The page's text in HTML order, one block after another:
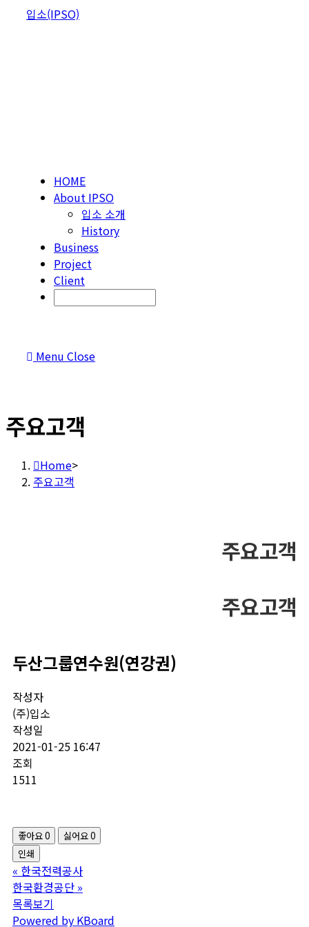
Skip입소(IPSO)
HOME
About IPSO
입소 소개
History
Business
Project
Client
Menu Close
주요고객
Home>
주요고객
주요고객
주요고객
두산그룹연수원(연강권)
작성자
(주)입소
작성일
2021-01-25 16:47
조회
1511
좋아요0 싫어요0
인쇄
« 한국전력공사
한국환경공단 »
목록보기
Powered by KBoard